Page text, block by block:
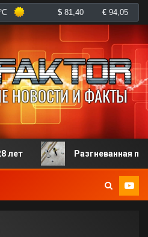
Разгневанная пациентка